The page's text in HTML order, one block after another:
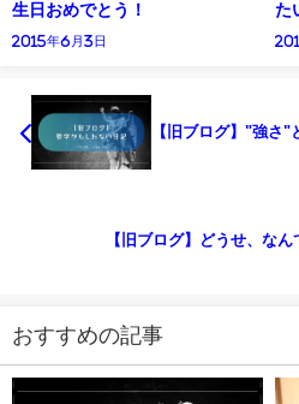
生日おめでとう！
2015年6月3日
た
【旧ブログ】"強さ"
【旧ブログ】どうせ、なん
おすすめの記事